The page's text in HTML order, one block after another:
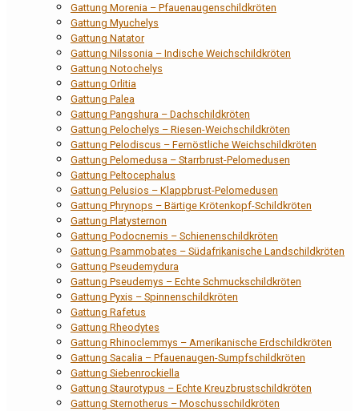
Gattung Morenia – Pfauenaugenschildkröten
Gattung Myuchelys
Gattung Natator
Gattung Nilssonia – Indische Weichschildkröten
Gattung Notochelys
Gattung Orlitia
Gattung Palea
Gattung Pangshura – Dachschildkröten
Gattung Pelochelys – Riesen-Weichschildkröten
Gattung Pelodiscus – Fernöstliche Weichschildkröten
Gattung Pelomedusa – Starrbrust-Pelomedusen
Gattung Peltocephalus
Gattung Pelusios – Klappbrust-Pelomedusen
Gattung Phrynops – Bärtige Krötenkopf-Schildkröten
Gattung Platysternon
Gattung Podocnemis – Schienenschildkröten
Gattung Psammobates – Südafrikanische Landschildkröten
Gattung Pseudemydura
Gattung Pseudemys – Echte Schmuckschildkröten
Gattung Pyxis – Spinnenschildkröten
Gattung Rafetus
Gattung Rheodytes
Gattung Rhinoclemmys – Amerikanische Erdschildkröten
Gattung Sacalia – Pfauenaugen-Sumpfschildkröten
Gattung Siebenrockiella
Gattung Staurotypus – Echte Kreuzbrustschildkröten
Gattung Sternotherus – Moschusschildkröten